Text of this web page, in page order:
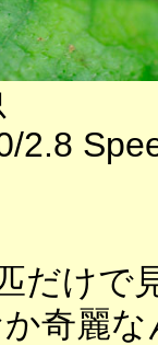
2.8
だけで
奇麗